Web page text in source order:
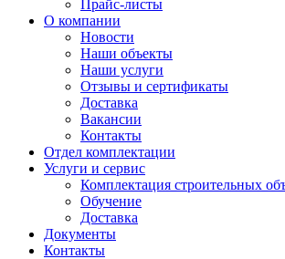
Прайс-листы
О компании
Новости
Наши объекты
Наши услуги
Отзывы и сертификаты
Доставка
Вакансии
Контакты
Отдел комплектации
Услуги и сервис
Комплектация строительных
Обучение
Доставка
Документы
Контакты